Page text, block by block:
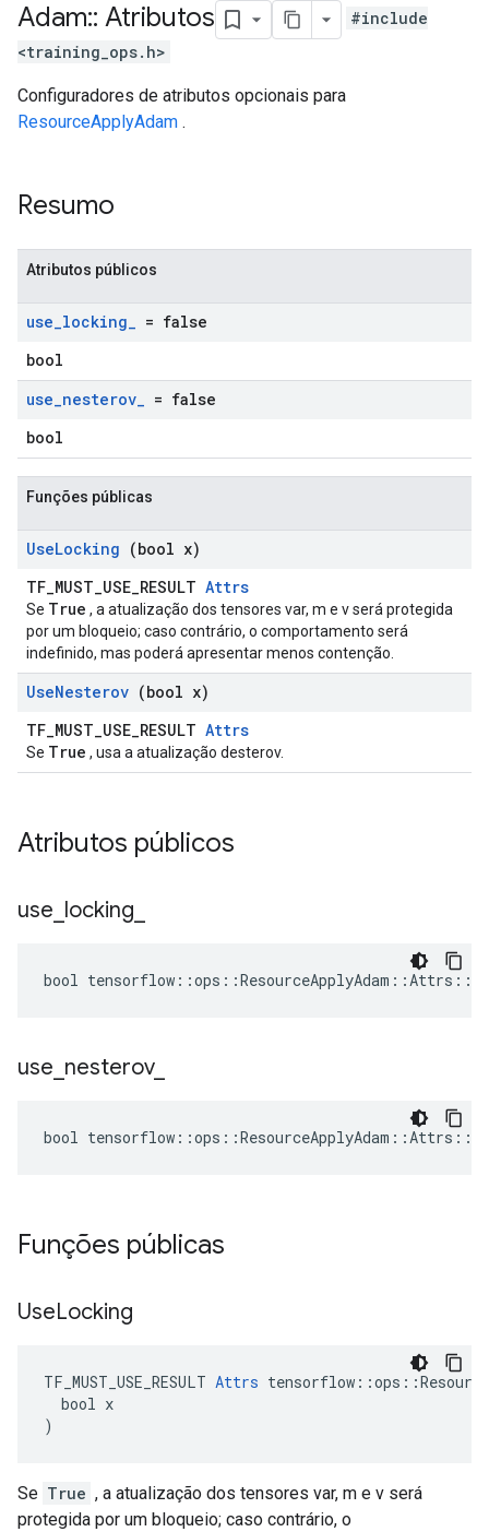
Adam:: Atributos
#include
<training_ops.h>
Configuradores de atributos opcionais para
ResourceApplyAdam .
Resumo
Atributos públicos
use_locking_ = false
bool
use_nesterov_ = false
bool
Funções públicas
UseLocking (bool x)
TF_MUST_USE_RESULT Attrs
Se True , a atualização dos tensores var, m e v será protegida
por um bloqueio; caso contrário, o comportamento será
indefinido, mas poderá apresentar menos contenção.
UseNesterov (bool x)
TF_MUST_USE_RESULT Attrs
Se True , usa a atualização desterov.
Atributos públicos
use locking
bool
use nesterov_
bool
Funções públicas
UseLocking
TF_MUST_USE_RESULT Attrs
  bool x
)
Se True , a atualização dos tensores var, m e v será
protegida por um bloqueio; caso contrário, o